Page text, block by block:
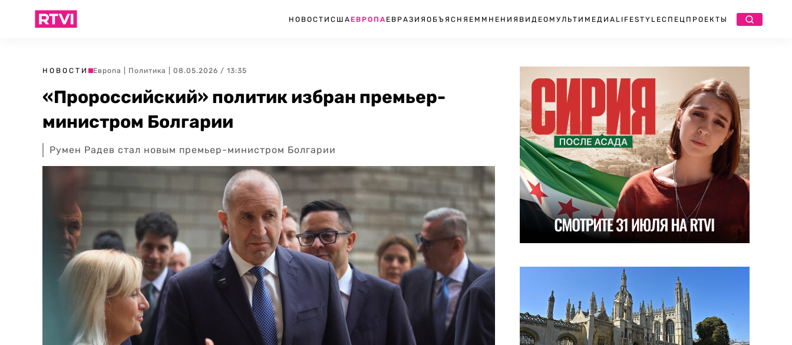
НОВОСТИ США ЕВРОПА ЕВРАЗИЯ ОБЪЯСНЯЕМ МНЕНИЯ ВИДЕО МУЛЬТИМЕДИА LIFESTYLEСПЕЦПРОЕКТЫ
НОВОСТИ Европа Политика | 08.05.2026 / 13:35
«Пророссийский» политик избран премьер-
министром Болгарии
Румен Радев стал новым премьер-министром Болгарии